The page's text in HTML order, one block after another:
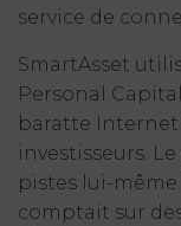
service de
SmartAsset
Personal
baratte Internet
investisseurs.
pistes lui-
comptait sur